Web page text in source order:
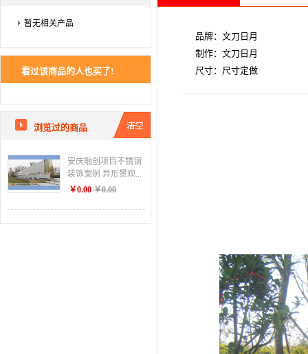
暂无相关产品
看过该商品的人也买了!
浏览过的商品
安庆融创项目不锈钢
装饰案例 异形景观...
￥0.00 ￥0.00
品牌：文刀日月
制作：文刀日月
尺寸：尺寸定做